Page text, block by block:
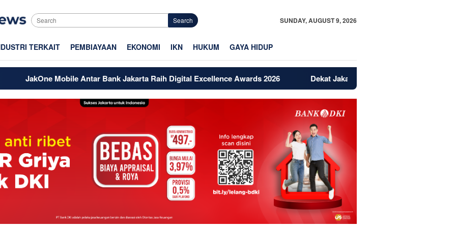
Search SUNDAY, AUGUST 9, 2026
TERKAIT PEMBIAYAAN EKONOMI IKN HUKUM GAYA HIDUP
Antar Bank Jakarta Raih Digital Excellence Awards 2026 Dekat Jakarta dan BSD, Bintaro Jadi Magnet Baru